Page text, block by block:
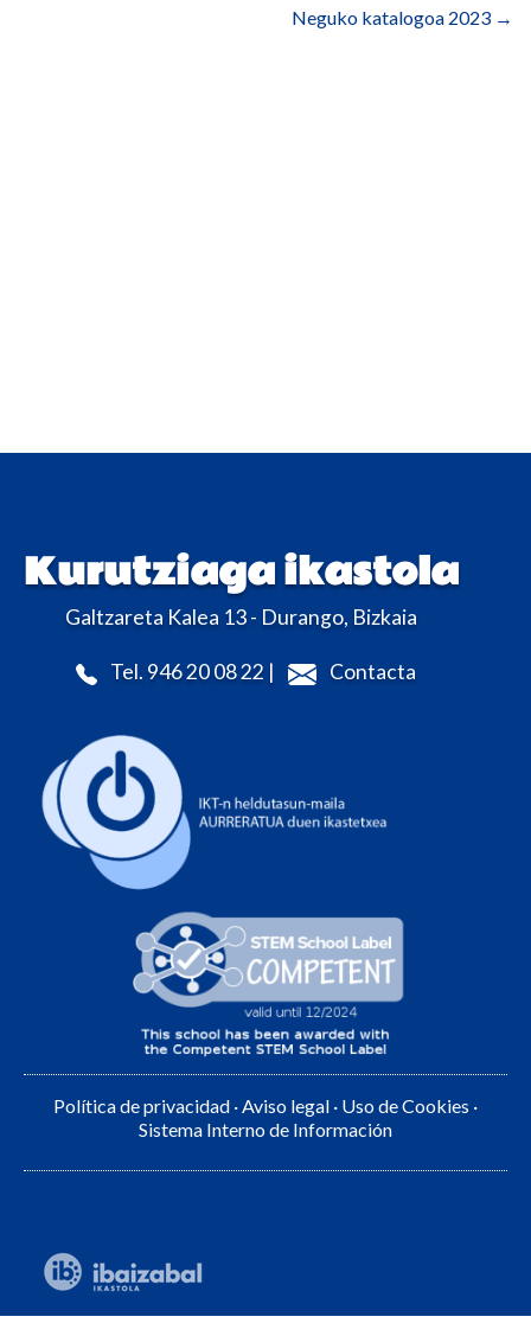
Neguko katalogoa 2023 →
Kurutziaga ikastola
Galtzareta Kalea 13 - Durango, Bizkaia
Tel. 946 20 08 22 | Contacta
Política de privacidad ·Aviso legal · Uso de Cookies ·
Sistema Interno de Información